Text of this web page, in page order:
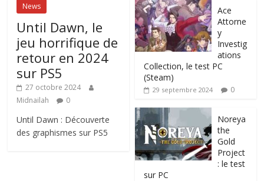
News
Until Dawn, le
jeu horrifique de
retour en 2024
sur PS5
27 octobre 2024
Midnailah
0
Until Dawn : Découverte
des graphismes sur PS5
Ace
Attorne
y
Investig
ations
Collection, le test PC
(Steam)
29 septembre 2024 0
Noreya
the
Gold
Project
: le test
sur PC